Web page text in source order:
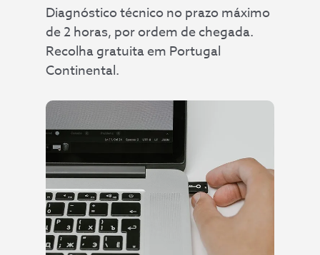
Diagnóstico técnico no prazo máximo
de 2 horas, por ordem de chegada.
Recolha gratuita em Portugal
Continental.